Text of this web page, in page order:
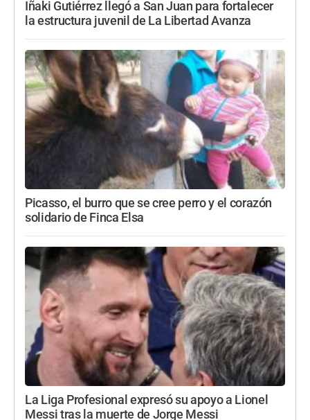
Iñaki Gutiérrez llegó a San Juan para fortalecer
la estructura juvenil de La Libertad Avanza
Picasso, el burro que se cree perro y el corazón
solidario de Finca Elsa
La Liga Profesional expresó su apoyo a Lionel
Messi tras la muerte de Jorge Messi